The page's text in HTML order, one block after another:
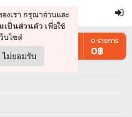
งเรา กรุณาอ่านและ
เป็นส่วนตัว เพื่อใช้
บไซต์
ไม่ยอมรับ
0 รายการ
0฿